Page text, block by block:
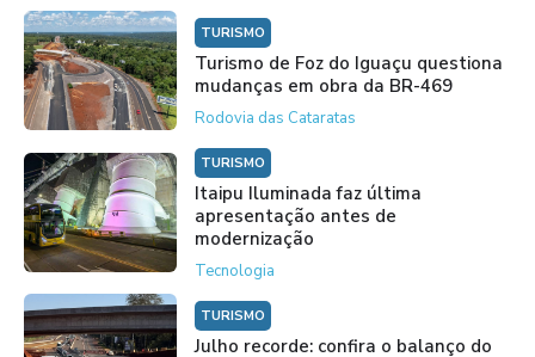
TURISMO
Turismo de Foz do Iguaçu questiona
mudanças em obra da BR-469
Rodovia das Cataratas
TURISMO
Itaipu Iluminada faz última
apresentação antes de
modernização
Tecnologia
TURISMO
Julho recorde: confira o balanço do